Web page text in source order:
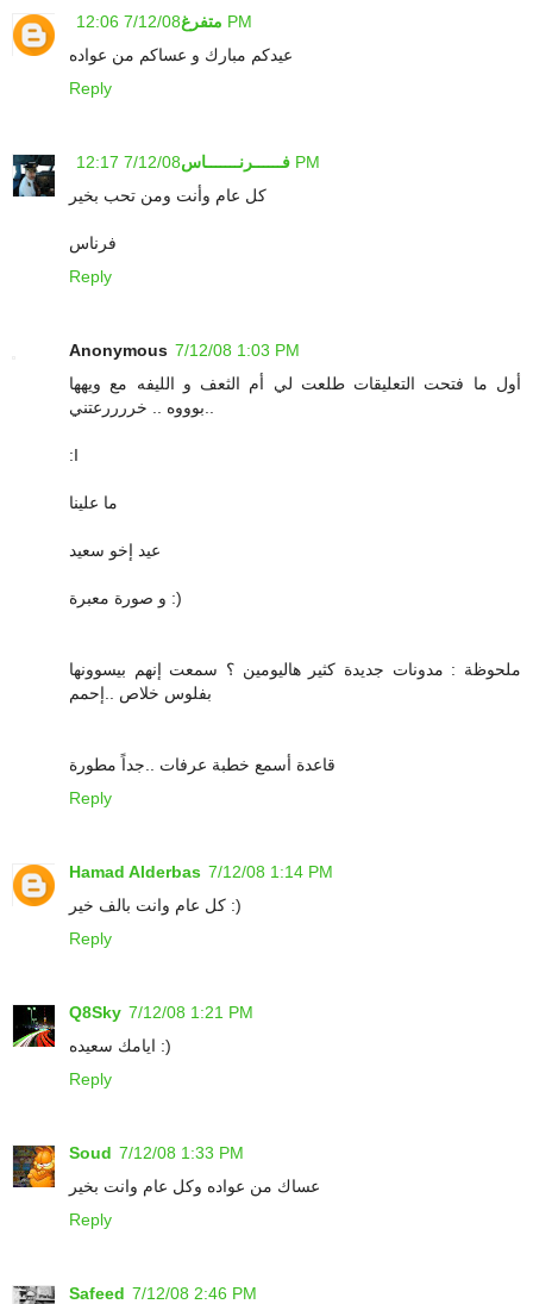
متفرغ 7/12/08 12:06 PM
عيدكم مبارك و عساكم من عواده
Reply
فــــــرنـــــــاس 7/12/08 12:17 PM
كل عام وأنت ومن تحب بخير
فرناس
Reply
Anonymous 7/12/08 1:03 PM
أول ما فتحت التعليقات طلعت لي أم الثعف و الليفه مع ويهها
..بوووه .. خررررعتني
:I
ما علينا
عيد إخو سعيد
و صورة معبرة :)
ملحوظة : مدونات جديدة كثير هاليومين ؟ سمعت إنهم بيسوونها
بفلوس خلاص ..إحمم
قاعدة أسمع خطبة عرفات ..جداً مطورة
Reply
Hamad Alderbas 7/12/08 1:14 PM
كل عام وانت بالف خير :)
Reply
Q8Sky 7/12/08 1:21 PM
ايامك سعيده :)
Reply
Soud 7/12/08 1:33 PM
عساك من عواده وكل عام وانت بخير
Reply
Safeed 7/12/08 2:46 PM